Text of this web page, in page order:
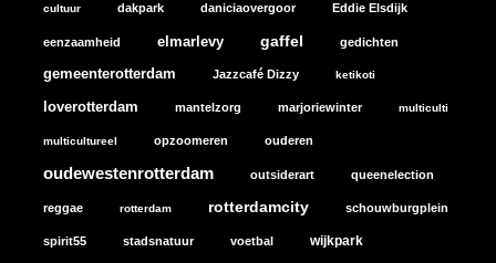
cultuur dakpark daniciaovergoor Eddie Elsdijk
eenzaamheid elmarlevy gaffel gedichten
gemeenterotterdam Jazzcafé Dizzy ketikoti
loverotterdam mantelzorg marjoriewinter multiculti
multicultureel opzoomeren ouderen
oudewestenrotterdam outsiderart queenelection
reggae rotterdam rotterdamcity schouwburgplein
spirit55 stadsnatuur voetbal wijkpark